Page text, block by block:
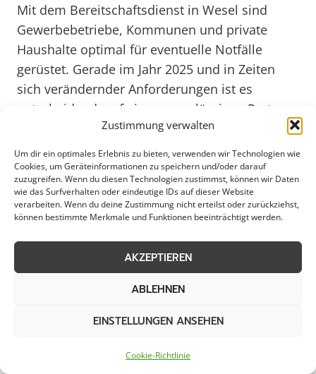
Zustimmung verwalten
Um dir ein optimales Erlebnis zu bieten, verwenden wir Technologien wie
Cookies, um Geräteinformationen zu speichern und/oder darauf
zuzugreifen. Wenn du diesen Technologien zustimmst, können wir Daten
wie das Surfverhalten oder eindeutige IDs auf dieser Website
verarbeiten. Wenn du deine Zustimmung nicht erteilst oder zurückziehst,
können bestimmte Merkmale und Funktionen beeinträchtigt werden.
AKZEPTIEREN
ABLEHNEN
EINSTELLUNGEN ANSEHEN
Cookie-Richtlinie
Mit dem Bereitschaftsdienst in Wesel sind
Gewerbebetriebe, Kommunen und private
Haushalte optimal für eventuelle Notfälle
gerüstet. Gerade im Jahr 2025 und in Zeiten
sich verändernder Anforderungen ist es
entscheidend, auf einen zuverlässigen Partner
zählen zu können. Der Bereitschaftsdienst
bietet Sicherheit rund um die Uhr und
gewährleistet somit ein hohes Maß an
Verlässlichkeit und Unterstützung für die
Bürger und Unternehmen in Wesel. Indem
lokale Unternehmen und Dienstleister
zusammenarbeiten, wird die regionale
Wirtschaft gestärkt und ein wichtiger Beitrag
zur Aufrechterhaltung der Infrastruktur
Weitere Themen in Wesel